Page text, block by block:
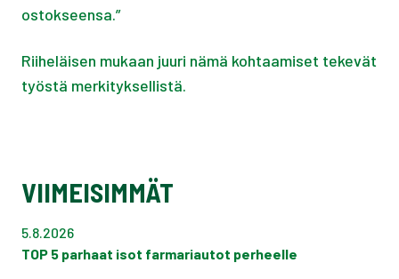
ostokseensa.”
Riiheläisen mukaan juuri nämä kohtaamiset tekevät
työstä merkityksellistä.
VIIMEISIMMÄT
5.8.2026
TOP 5 parhaat isot farmariautot perheelle